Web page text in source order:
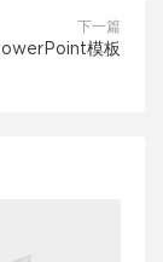
下一篇
模板